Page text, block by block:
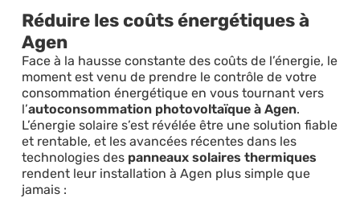
Réduire les coûts énergétiques à
Agen
Face à la hausse constante des coûts de l’énergie, le
moment est venu de prendre le contrôle de votre
consommation énergétique en vous tournant vers
l’autoconsommation photovoltaïque à Agen.
L’énergie solaire s’est révélée être une solution fiable
et rentable, et les avancées récentes dans les
technologies des panneaux solaires thermiques
rendent leur installation à Agen plus simple que
jamais :